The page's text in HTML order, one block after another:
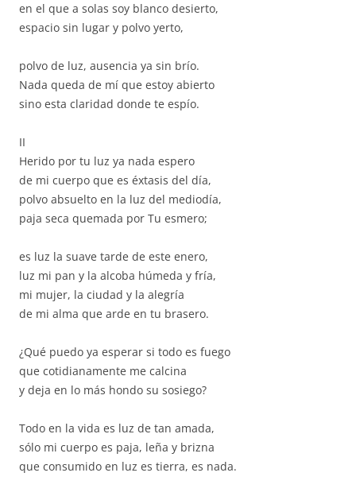
en el que a solas soy blanco desierto,
espacio sin lugar y polvo yerto,
polvo de luz, ausencia ya sin brío.
Nada queda de mí que estoy abierto
sino esta claridad donde te espío.
II
Herido por tu luz ya nada espero
de mi cuerpo que es éxtasis del día,
polvo absuelto en la luz del mediodía,
paja seca quemada por Tu esmero;
es luz la suave tarde de este enero,
luz mi pan y la alcoba húmeda y fría,
mi mujer, la ciudad y la alegría
de mi alma que arde en tu brasero.
¿Qué puedo ya esperar si todo es fuego
que cotidianamente me calcina
y deja en lo más hondo su sosiego?
Todo en la vida es luz de tan amada,
sólo mi cuerpo es paja, leña y brizna
que consumido en luz es tierra, es nada.